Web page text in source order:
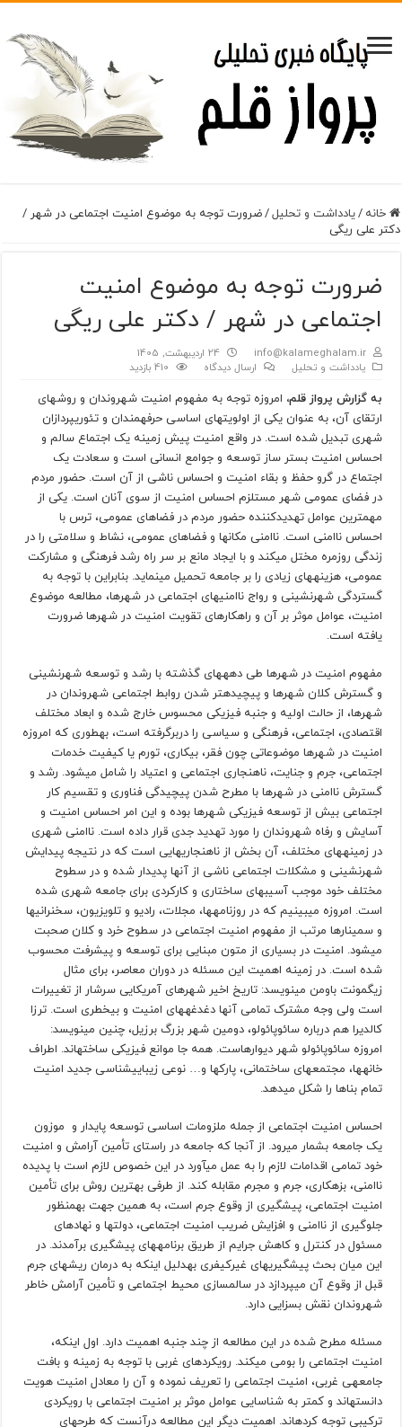
خانه /یادداشت و تحلیل/ضرورت توجه به موضوع امنیت اجتماعی در شهر /
دکتر علی ریگی
ضرورت توجه به موضوع امنیت
اجتماعی در شهر / دکتر علی ریگی
info@kalameghalam.ir
24 اردیبهشت, 1405
یادداشت و تحلیل
ارسال دیدگاه 410 بازدید
به گزارش پرواز قلم، امروزه توجه به مفهوم امنیت شهروندان و روش­های
ارتقای آن، به عنوان یکی از اولویت­های اساسی حرفه­مندان و تئوری­پردازان
شهری تبدیل شده است. در واقع امنیت پیش زمینه یک اجتماع سالم و
احساس امنیت بستر ساز توسعه و جوامع انسانی است و سعادت یک
اجتماع در گرو حفظ و بقاء امنیت و احساس ناشی از آن است. حضور مردم
در فضای عمومی شهر مستلزم احساس امنیت از سوی آنان است. یکی از
مهم­ترین عوامل تهدیدکننده حضور مردم در فضاهای عمومی، ترس با
احساس ناامنی است. ناامنی مکان­ها و فضاهای عمومی، نشاط و سلامتی را در
زندگی روزمره مختل می­کند و با ایجاد مانع بر سر راه رشد فرهنگی و مشارکت
عمومی، هزینه­های زیادی را بر جامعه تحمیل می­نماید. بنابراین با توجه به
گستردگی شهرنشینی و رواج ناامنی­های اجتماعی در شهرها، مطالعه موضوع
امنیت، عوامل موثر بر آن و راهکارهای تقویت امنیت در شهرها ضرورت
یافته است.
مفهوم امنیت در شهرها طی دهه­های گذشته با رشد و توسعه شهرنشینی
و گسترش کلان شهرها و پیچیده­تر شدن روابط اجتماعی شهروندان در
شهرها، از حالت اولیه و جنبه فیزیکی محسوس خارج شده و ابعاد مختلف
اقتصادی، اجتماعی، فرهنگی و سیاسی را دربرگرفته است، به­طوری که امروزه
امنیت در شهرها موضوعاتی چون فقر، بیکاری، تورم یا کیفیت خدمات
اجتماعی، جرم و جنایت، ناهنجاری اجتماعی و اعتیاد را شامل می­شود. رشد و
گسترش ناامنی در شهرها با مطرح شدن پیچیدگی فناوری و تقسیم کار
اجتماعی بیش از توسعه فیزیکی شهرها بوده و این امر احساس امنیت و
آسایش و رفاه شهروندان را مورد تهدید جدی قرار داده است. ناامنی شهری
در زمینه­های مختلف، آن بخش از ناهنجاری­هایی است که در نتیجه پیدایش
شهرنشینی و مشکلات اجتماعی ناشی از آن­ها پدیدار شده و در سطوح
مختلف خود موجب آسیب­های ساختاری و کارکردی برای جامعه شهری شده
است. امروزه می­بینیم که در روزنامه­ها، مجلات، رادیو و تلویزیون، سخنرانی­ها
و سمینارها مرتب از مفهوم امنیت اجتماعی در سطوح خرد و کلان صحبت
می­شود. امنیت در بسیاری از متون مبنایی برای توسعه و پیشرفت محسوب
شده است. در زمینه اهمیت این مسئله در دوران معاصر، برای مثال
زیگمونت باومن می­نویسد: تاریخ اخیر شهرهای آمریکایی سرشار از تغییرات
است ولی وجه مشترک تمامی آن­ها دغدغه­های امنیت و بی­خطری است. ترزا
کالدیرا هم درباره سائوپائولو، دومین شهر بزرگ برزیل، چنین می­نویسد:
امروزه سائوپائولو شهر دیوارهاست. همه جا موانع فیزیکی ساخته­اند. اطراف
خانه­ها، مجتمع­های ساختمانی، پارک­ها و… نوعی زیبایی­شناسی جدید امنیت
تمام بناها را شکل می­دهد.
احساس امنیت اجتماعی از جمله ملزومات اساسی توسعه پایدار و موزون
یک جامعه بشمار می­رود. از آن­جا که جامعه در راستای تأمین آرامش و امنیت
خود تمامی اقدامات لازم را به عمل می­آورد در این خصوص لازم است با پدیده
ناامنی، بزهکاری، جرم و مجرم مقابله کند. از طرفی بهترین روش برای تأمین
امنیت اجتماعی، پیشگیری از وقوع جرم است، به همین جهت به­منظور
جلوگیری از ناامنی و افزایش ضریب امنیت اجتماعی، دولت­ها و نهادهای
مسئول در کنترل و کاهش جرایم از طریق برنامه­های پیشگیری برآمدند. در
این میان بحث پیشگیری­های غیرکیفری به­دلیل این­که به درمان ریشه­ای جرم
قبل از وقوع آن می­پردازد در سالم­سازی محیط اجتماعی و تأمین آرامش خاطر
شهروندان نقش بسزایی دارد.
مسئله مطرح شده در این مطالعه از چند جنبه اهمیت دارد. اول این­که،
امنیت اجتماعی را بومی می­کند. رویکردهای غربی با توجه به زمینه و بافت
جامعه­ی غربی، امنیت اجتماعی را تعریف نموده و آن را معادل امنیت هویت
دانسته­اند و کمتر به شناسایی عوامل موثر بر امنیت اجتماعی با رویکردی
ترکیبی توجه کرده­اند. اهمیت دیگر این مطالعه درآنست که طرح­های